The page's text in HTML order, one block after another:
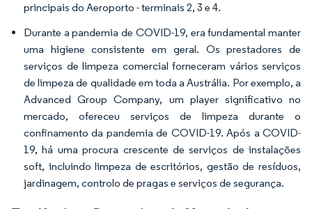
principais do Aeroporto - terminais 2, 3 e 4.
Durante a pandemia de COVID-19, era fundamental manter
uma higiene consistente em geral. Os prestadores de
serviços de limpeza comercial forneceram vários serviços
de limpeza de qualidade em toda a Austrália. Por exemplo, a
Advanced Group Company, um player significativo no
mercado, ofereceu serviços de limpeza durante o
confinamento da pandemia de COVID-19. Após a COVID-
19, há uma procura crescente de serviços de instalações
soft, incluindo limpeza de escritórios, gestão de resíduos,
jardinagem, controlo de pragas e serviços de segurança.